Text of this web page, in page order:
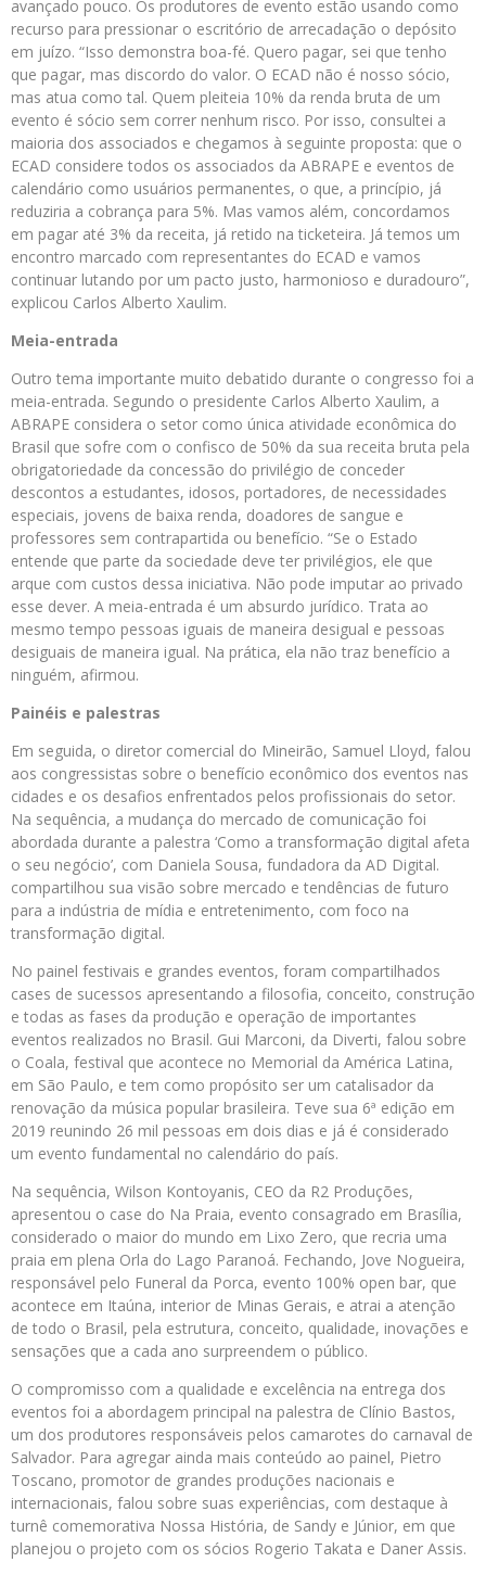
avançado pouco. Os produtores de evento estão usando como
recurso para pressionar o escritório de arrecadação o depósito
em juízo. “Isso demonstra boa-fé. Quero pagar, sei que tenho
que pagar, mas discordo do valor. O ECAD não é nosso sócio,
mas atua como tal. Quem pleiteia 10% da renda bruta de um
evento é sócio sem correr nenhum risco. Por isso, consultei a
maioria dos associados e chegamos à seguinte proposta: que o
ECAD considere todos os associados da ABRAPE e eventos de
calendário como usuários permanentes, o que, a princípio, já
reduziria a cobrança para 5%. Mas vamos além, concordamos
em pagar até 3% da receita, já retido na ticketeira. Já temos um
encontro marcado com representantes do ECAD e vamos
continuar lutando por um pacto justo, harmonioso e duradouro”,
explicou Carlos Alberto Xaulim.
Meia-entrada
Outro tema importante muito debatido durante o congresso foi a
meia-entrada. Segundo o presidente Carlos Alberto Xaulim, a
ABRAPE considera o setor como única atividade econômica do
Brasil que sofre com o confisco de 50% da sua receita bruta pela
obrigatoriedade da concessão do privilégio de conceder
descontos a estudantes, idosos, portadores, de necessidades
especiais, jovens de baixa renda, doadores de sangue e
professores sem contrapartida ou benefício. “Se o Estado
entende que parte da sociedade deve ter privilégios, ele que
arque com custos dessa iniciativa. Não pode imputar ao privado
esse dever. A meia-entrada é um absurdo jurídico. Trata ao
mesmo tempo pessoas iguais de maneira desigual e pessoas
desiguais de maneira igual. Na prática, ela não traz benefício a
ninguém, afirmou.
Painéis e palestras
Em seguida, o diretor comercial do Mineirão, Samuel Lloyd, falou
aos congressistas sobre o benefício econômico dos eventos nas
cidades e os desafios enfrentados pelos profissionais do setor.
Na sequência, a mudança do mercado de comunicação foi
abordada durante a palestra ‘Como a transformação digital afeta
o seu negócio’, com Daniela Sousa, fundadora da AD Digital.
compartilhou sua visão sobre mercado e tendências de futuro
para a indústria de mídia e entretenimento, com foco na
transformação digital.
No painel festivais e grandes eventos, foram compartilhados
cases de sucessos apresentando a filosofia, conceito, construção
e todas as fases da produção e operação de importantes
eventos realizados no Brasil. Gui Marconi, da Diverti, falou sobre
o Coala, festival que acontece no Memorial da América Latina,
em São Paulo, e tem como propósito ser um catalisador da
renovação da música popular brasileira. Teve sua 6ª edição em
2019 reunindo 26 mil pessoas em dois dias e já é considerado
um evento fundamental no calendário do país.
Na sequência, Wilson Kontoyanis, CEO da R2 Produções,
apresentou o case do Na Praia, evento consagrado em Brasília,
considerado o maior do mundo em Lixo Zero, que recria uma
praia em plena Orla do Lago Paranoá. Fechando, Jove Nogueira,
responsável pelo Funeral da Porca, evento 100% open bar, que
acontece em Itaúna, interior de Minas Gerais, e atrai a atenção
de todo o Brasil, pela estrutura, conceito, qualidade, inovações e
sensações que a cada ano surpreendem o público.
O compromisso com a qualidade e excelência na entrega dos
eventos foi a abordagem principal na palestra de Clínio Bastos,
um dos produtores responsáveis pelos camarotes do carnaval de
Salvador. Para agregar ainda mais conteúdo ao painel, Pietro
Toscano, promotor de grandes produções nacionais e
internacionais, falou sobre suas experiências, com destaque à
turnê comemorativa Nossa História, de Sandy e Júnior, em que
planejou o projeto com os sócios Rogerio Takata e Daner Assis.